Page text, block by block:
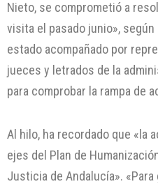
Nieto, se comprometió a
visita el pasado junio», según
estado acompañado por
jueces y letrados de la
para comprobar la rampa de
Al hilo, ha recordado que «la
ejes del Plan de
Justicia de Andalucía».